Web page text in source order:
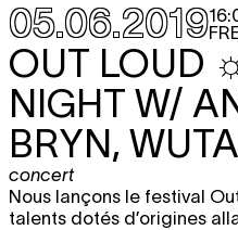
05.06.2019
OUT LOUD
NIGHT W/
BRYN,
concert
Nous lançons le festival
talents dotés d’origines